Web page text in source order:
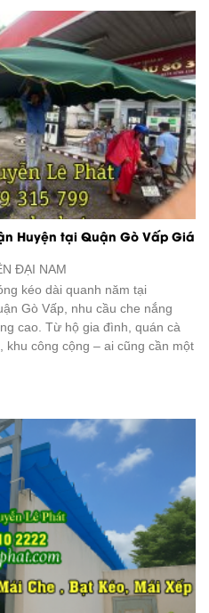
Huyện tại Quận Gò Vấp Giá
ĐẠI NAM
kéo dài quanh năm tại
Gò Vấp, nhu cầu che nắng
cao. Từ hộ gia đình, quán cà
công cộng – ai cũng cần một